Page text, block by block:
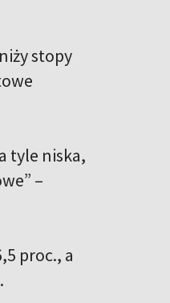
stopy
tyle niska,
–
proc., a